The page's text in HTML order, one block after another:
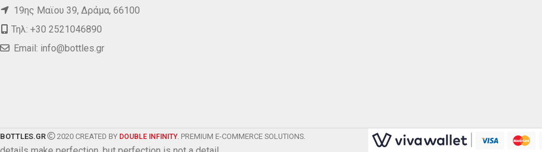
19ης Μαϊου 39, Δράμα, 66100
Τηλ: +30 2521046890
Email: info@bottles.gr
BOTTLES.GR 2020 CREATED BY DOUBLE INFINITY. PREMIUM E-COMMERCE SOLUTIONS.